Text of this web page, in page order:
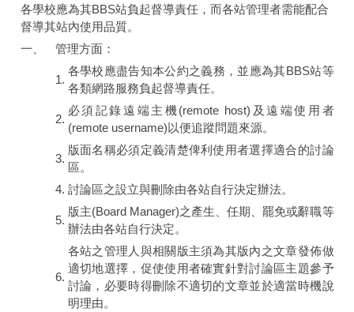
各學校應為其BBS站負起督導責任，而各站管理者需能配合
督導其站內使用品質。
一、
管理方面：
1.
各學校應盡告知本公約之義務，並應為其BBS站等
各類網路服務負起督導責任。
2.
必須記錄遠端主機(remote host)及遠端使用者
(remote username)以便追蹤問題來源。
3.
版面名稱必須定義清楚俾利使用者選擇適合的討論
區。
4. 討論區之設立與刪除由各站自行決定辦法。
5.
版主(Board Manager)之產生、任期、罷免或辭職等
辦法由各站自行決定。
6.
各站之管理人與相關版主須為其版內之文章發佈做
適切地選擇，促使使用者確實針對討論區主題參予
討論，必要時得刪除不適切的文章並於適當時機說
明理由。